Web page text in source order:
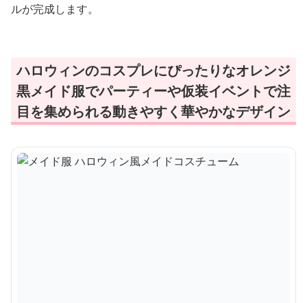
ルが完成します。
ハロウィンのコスプレにぴったりなオレンジ
黒メイド服でパーティーや仮装イベントで注
目を集められる動きやすく華やかなデザイン